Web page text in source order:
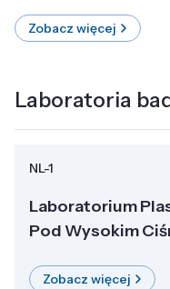
Zobacz więcej
Laboratoria
NL-1
Laboratorium
Pod Wysokim
Zobacz więcej